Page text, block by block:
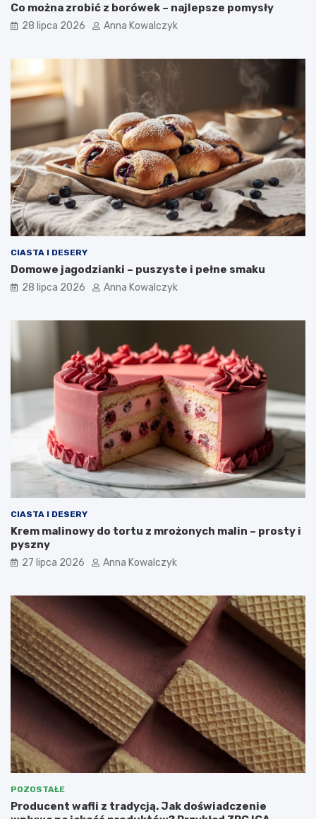
Co można zrobić z borówek – najlepsze pomysły
28 lipca 2026 Anna Kowalczyk
CIASTA I DESERY
Domowe jagodzianki – puszyste i pełne smaku
28 lipca 2026 Anna Kowalczyk
CIASTA I DESERY
Krem malinowy do tortu z mrożonych malin – prosty i
pyszny
27 lipca 2026 Anna Kowalczyk
POZOSTAŁE
Producent wafli z tradycją. Jak doświadczenie